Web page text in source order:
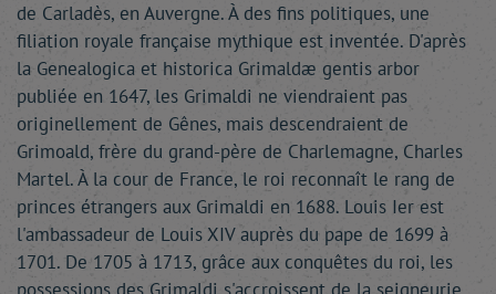
de Carladès, en Auvergne. À des fins politiques, une
filiation royale française mythique est inventée. D'après
la Genealogica et historica Grimaldæ gentis arbor
publiée en 1647, les Grimaldi ne viendraient pas
originellement de Gênes, mais descendraient de
Grimoald, frère du grand-père de Charlemagne, Charles
Martel. À la cour de France, le roi reconnaît le rang de
princes étrangers aux Grimaldi en 1688. Louis Ier est
l'ambassadeur de Louis XIV auprès du pape de 1699 à
1701. De 1705 à 1713, grâce aux conquêtes du roi, les